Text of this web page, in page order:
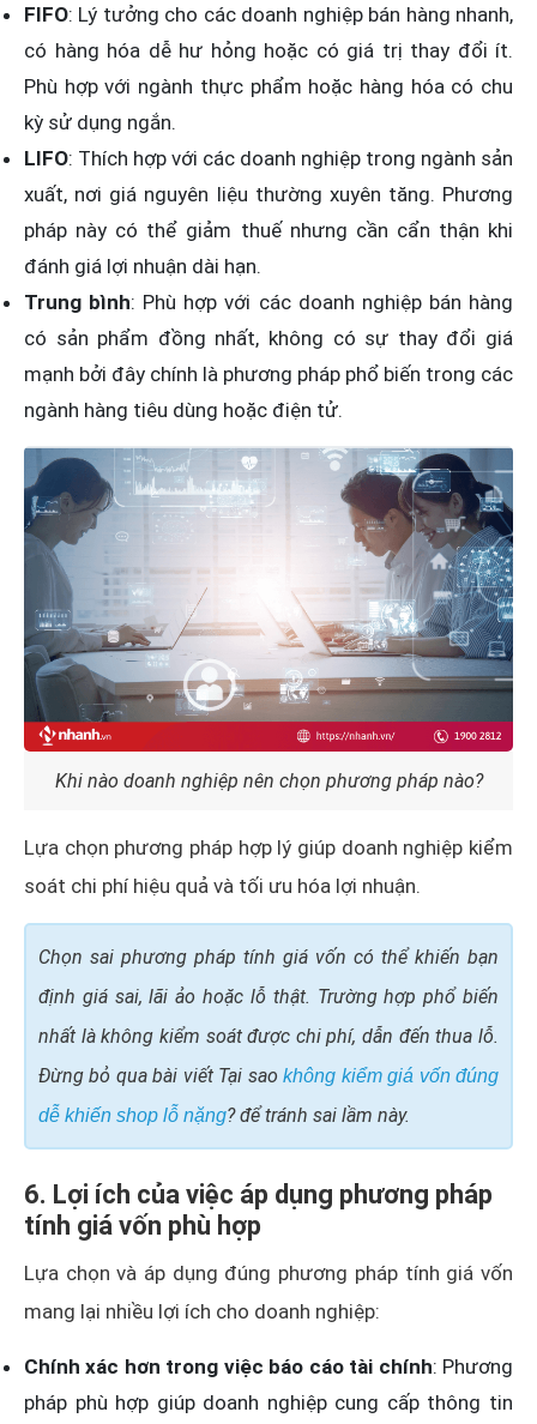
FIFO: Lý tưởng cho các doanh nghiệp bán hàng nhanh,
có hàng hóa dễ hư hỏng hoặc có giá trị thay đổi ít.
Phù hợp với ngành thực phẩm hoặc hàng hóa có chu
kỳ sử dụng ngắn.
LIFO: Thích hợp với các doanh nghiệp trong ngành sản
xuất, nơi giá nguyên liệu thường xuyên tăng. Phương
pháp này có thể giảm thuế nhưng cần cẩn thận khi
đánh giá lợi nhuận dài hạn.
Trung bình: Phù hợp với các doanh nghiệp bán hàng
có sản phẩm đồng nhất, không có sự thay đổi giá
mạnh bởi đây chính là phương pháp phổ biến trong các
ngành hàng tiêu dùng hoặc điện tử.
Khi nào doanh nghiệp nên chọn phương pháp nào?
Lựa chọn phương pháp hợp lý giúp doanh nghiệp kiểm
soát chi phí hiệu quả và tối ưu hóa lợi nhuận.
Chọn sai phương pháp tính giá vốn có thể khiến bạn
định giá sai, lãi ảo hoặc lỗ thật. Trường hợp phổ biến
nhất là không kiểm soát được chi phí, dẫn đến thua lỗ.
Đừng bỏ qua bài viết Tại saokhông kiểm giá vốn đúng
dễ khiến shop lỗ nặng? để tránh sai lầm này.
6. Lợi ích của việc áp dụng phương pháp
tính giá vốn phù hợp
Lựa chọn và áp dụng đúng phương pháp tính giá vốn
mang lại nhiều lợi ích cho doanh nghiệp:
Chính xác hơn trong việc báo cáo tài chính: Phương
pháp phù hợp giúp doanh nghiệp cung cấp thông tin